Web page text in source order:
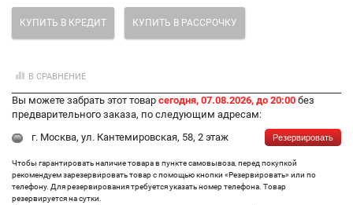
КУПИТЬ В КРЕДИТ КУПИТЬ В РАССРОЧКУ
В СРАВНЕНИЕ
Вы можете забрать этот товар сегодня, 07.08.2026, до 20:00 без
предварительного заказа, по следующим адресам:
г. Москва, ул. Кантемировская, 58, 2 этаж
Резервировать
Чтобы гарантировать наличие товара в пункте самовывоза, перед покупкой
рекомендуем зарезервировать товар с помощью кнопки «Резервировать» или по
телефону. Для резервирования требуется указать номер телефона. Товар
резервируется на сутки.